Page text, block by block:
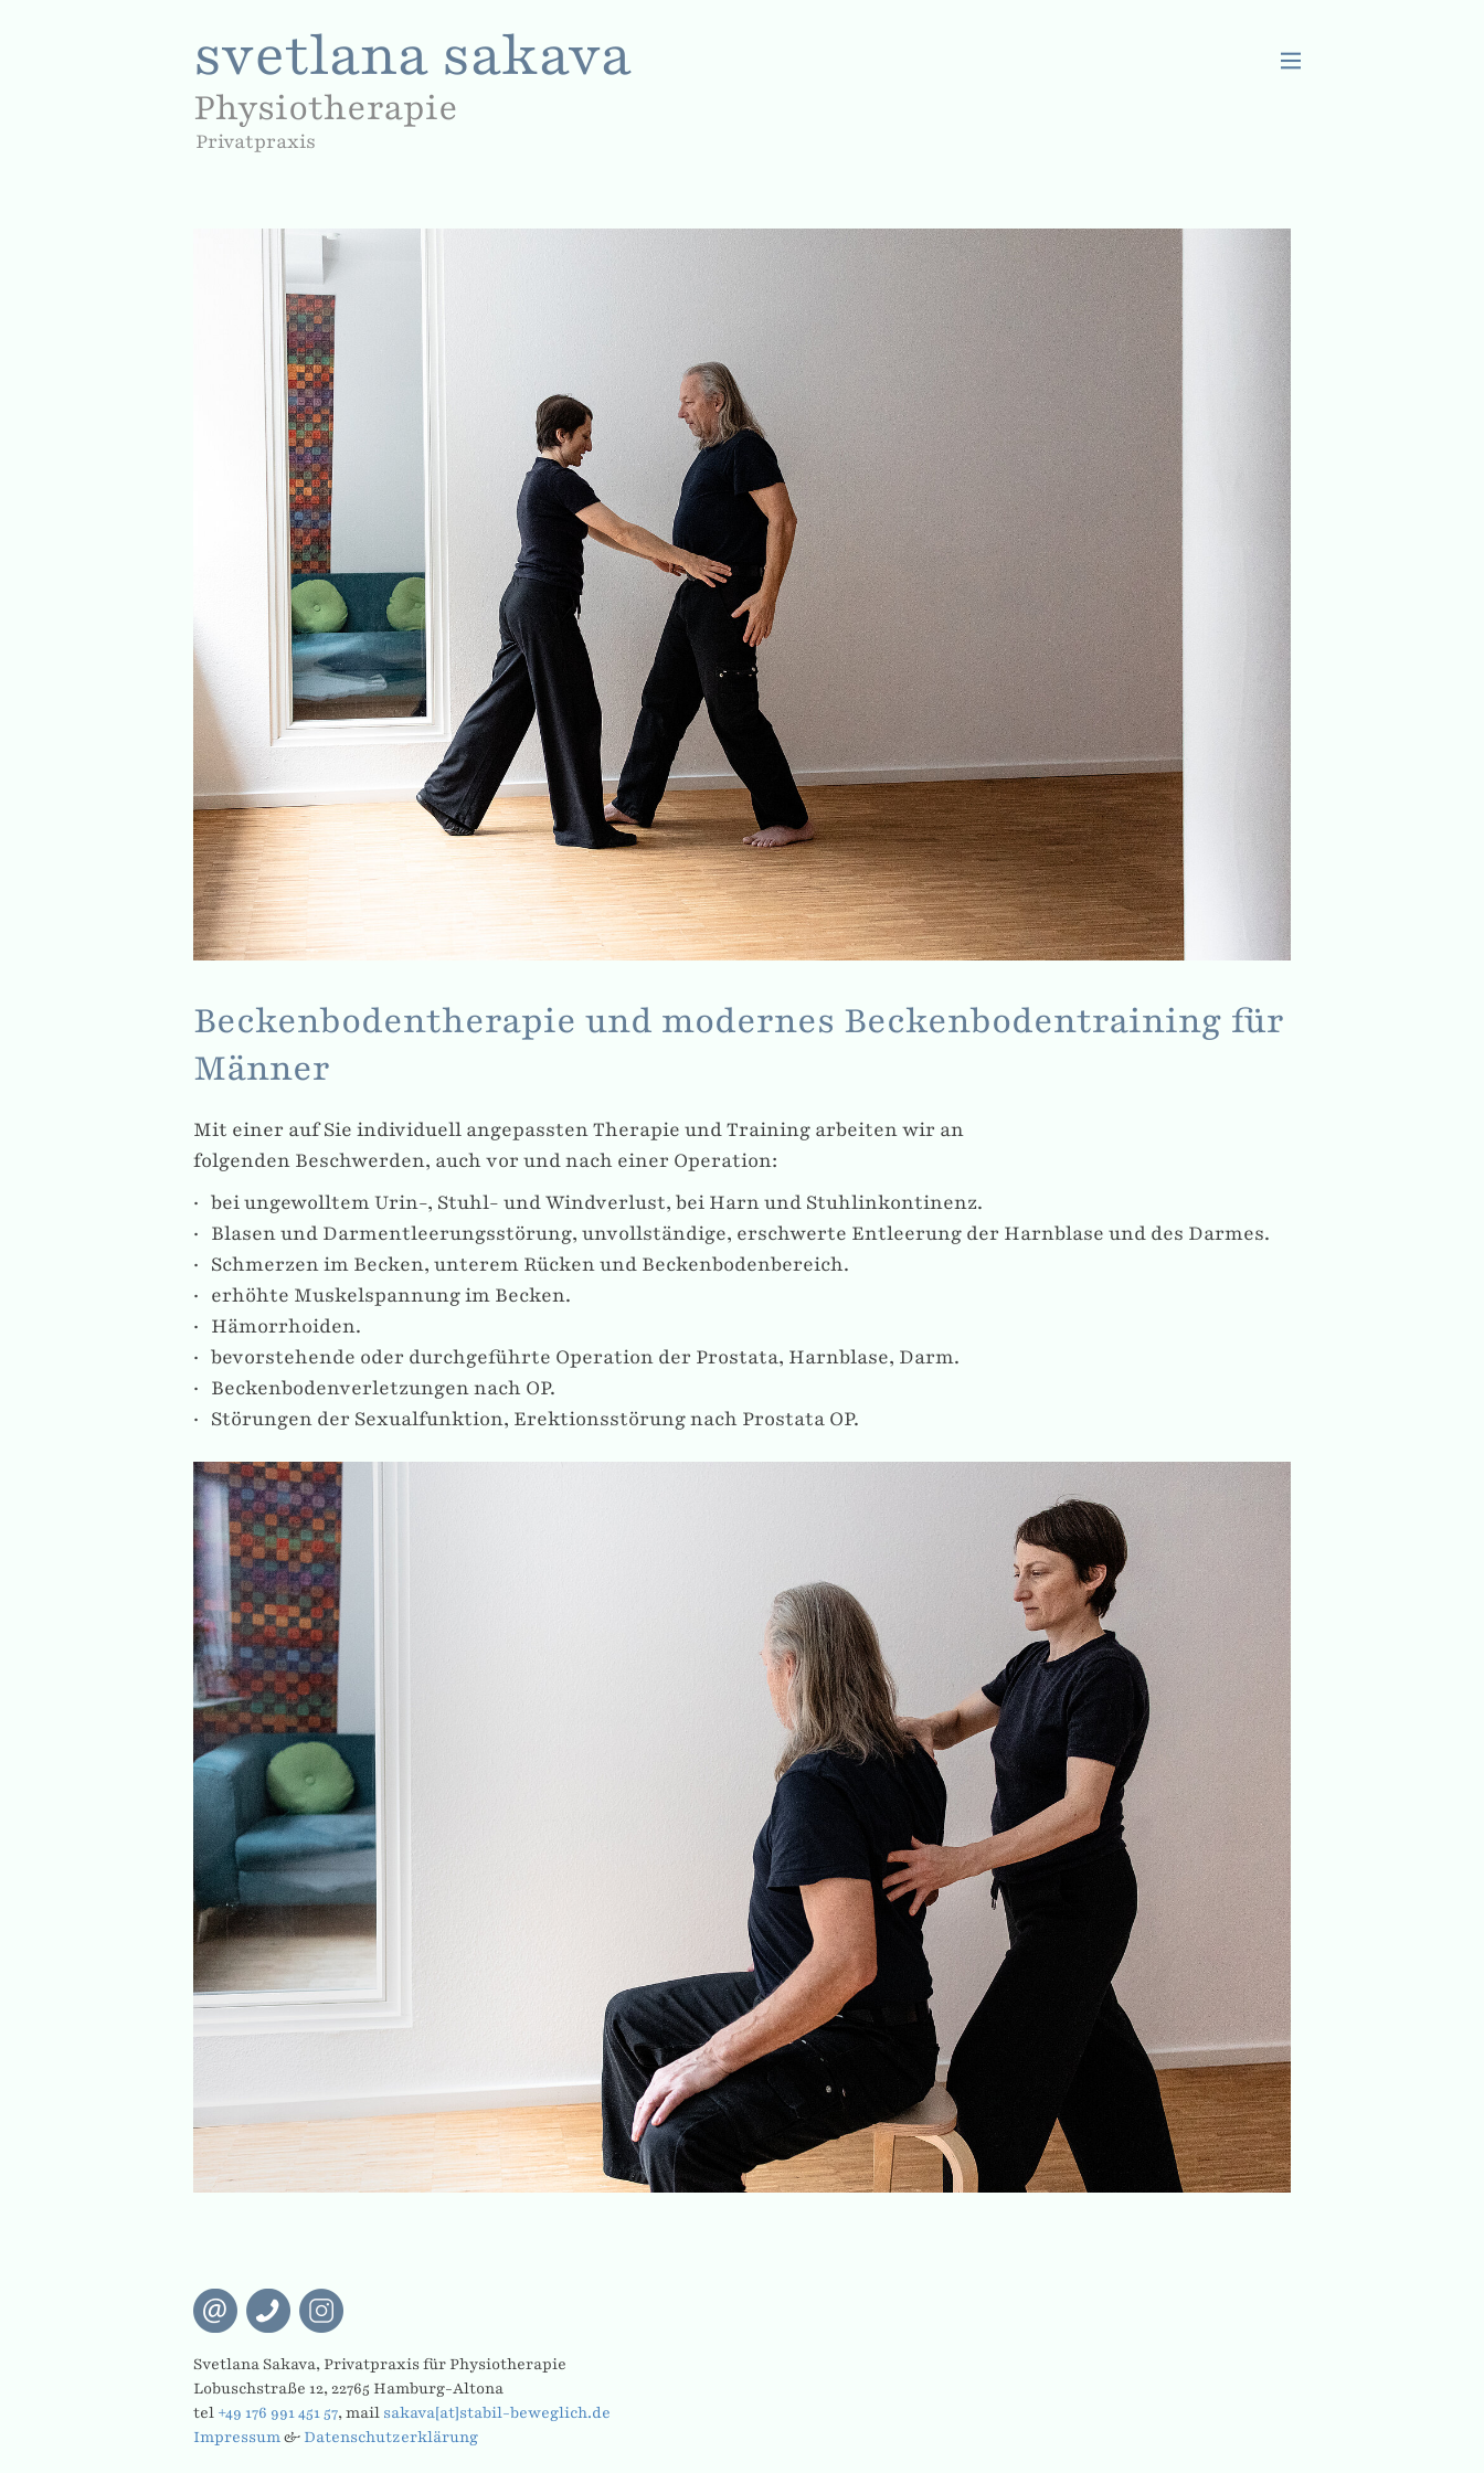
svetlana sakava
Physiotherapie
Privatpraxis
Beckenbodentherapie und modernes Beckenbodentraining für
Männer
Mit einer auf Sie individuell angepassten Therapie und Training arbeiten wir an
folgenden Beschwerden, auch vor und nach einer Operation:
bei ungewolltem Urin-, Stuhl- und Windverlust, bei Harn und Stuhlinkontinenz.
Blasen und Darmentleerungsstörung, unvollständige, erschwerte Entleerung der Harnblase und des Darmes.
Schmerzen im Becken, unterem Rücken und Beckenbodenbereich.
erhöhte Muskelspannung im Becken.
Hämorrhoiden.
bevorstehende oder durchgeführte Operation der Prostata, Harnblase, Darm.
Beckenbodenverletzungen nach OP.
Störungen der Sexualfunktion, Erektionsstörung nach Prostata OP.
Svetlana Sakava, Privatpraxis für Physiotherapie
Lobuschstraße 12, 22765 Hamburg-Altona
tel +49 176 991 451 57, mail sakava[at]stabil-beweglich.de
Impressum& Datenschutzerklärung